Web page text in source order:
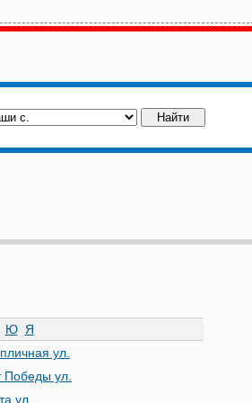
Ю Я
ул.
Победы ул.
ул.